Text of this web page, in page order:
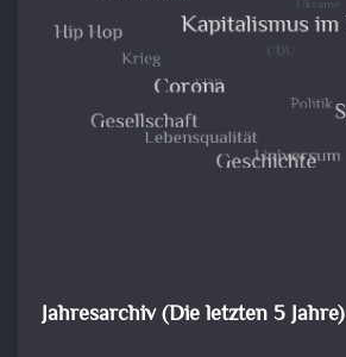
Jahresarchiv (Die letzten 5 Jahre)